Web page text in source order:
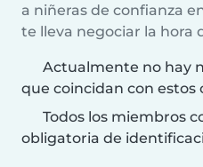
a niñeras de confianza
te lleva negociar la hora
Actualmente no hay
que coincidan con estos
Todos los miembros
obligatoria de